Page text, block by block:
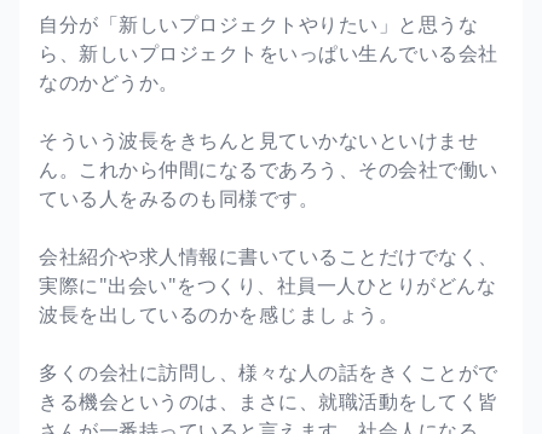
自分が「新しいプロジェクトやりたい」と思うな
ら、新しいプロジェクトをいっぱい生んでいる会社
なのかどうか。
そういう波長をきちんと見ていかないといけませ
ん。これから仲間になるであろう、その会社で働い
ている人をみるのも同様です。
会社紹介や求人情報に書いていることだけでなく、
実際に"出会い"をつくり、社員一人ひとりがどんな
波長を出しているのかを感じましょう。
多くの会社に訪問し、様々な人の話をきくことがで
きる機会というのは、まさに、就職活動をしてく皆